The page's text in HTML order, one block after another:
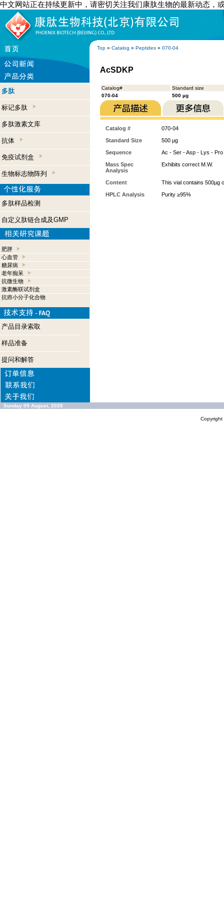
中文网站正在持续更新中，请密切关注我们康肽生物的最新动态，
Top » Catalog » Peptides » 070-04
多肽
标记多肽
多肽激素文库
抗体
免疫试剂盒
生物标志物阵列
多肽样品检测
自定义肽链合成及GMP
肥胖
心血管
糖尿病
老年痴呆
抗微生物
激素酶联试剂盒
抗癌小分子化合物
产品目录索取
样品准备
提问和解答
AcSDKP
Catalog#
Standard size
070-04
500 µg
Catalog #
070-04
Standard Size
500 µg
Sequence
Ac - Ser - Asp - Lys - Pro
Mass Spec
Analysis
Exhibits correct M.W.
Content
This vial contains 500µg
HPLC Analysis
Purity ≥95%
Sunday 09 August, 2026